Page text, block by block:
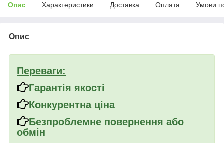
Опис Характеристики Доставка Оплата Умови
Опис
Переваги:
Гарантія якості
Конкурентна ціна
Безпроблемне повернення або
обмін